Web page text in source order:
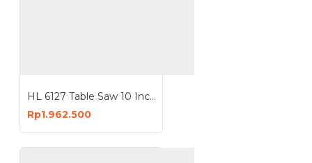
HL 6127 Table Saw 10 Inch Mesin Gergaji Kayu Meja
Rp1.962.500